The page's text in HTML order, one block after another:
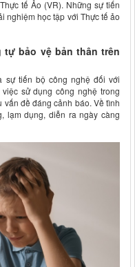
tế Ảo (VR). Những sự tiến
nghiệm học tập với Thực tế ảo
tự bảo vệ bản thân trên
sự tiến bộ công nghệ đối với
sử dụng công nghệ trong
đề đáng cảnh báo. Về tình
lạm dụng, diễn ra ngày càng